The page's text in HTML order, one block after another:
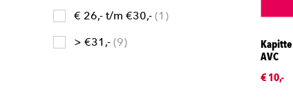
€ 26,- t/m €30,- 1
> €31,- 9
AVC
€ 10,-